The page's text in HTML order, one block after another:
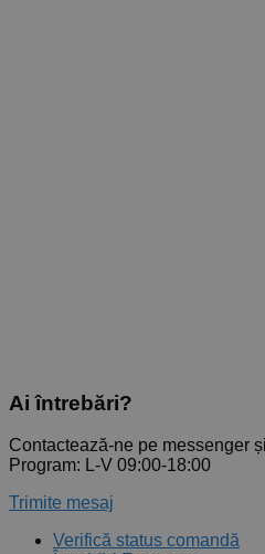
Ai întrebări?
Contactează-ne pe messenger
Program: L-V 09:00-18:00
Trimite mesaj
Verifică status comandă